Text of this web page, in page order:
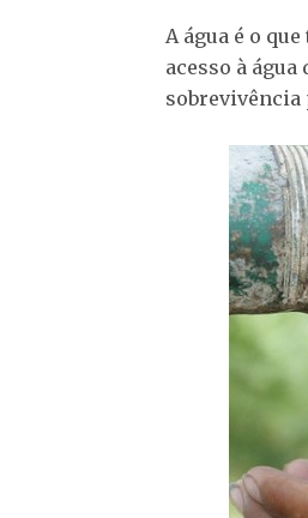
A água é o
acesso à
sobrevivência